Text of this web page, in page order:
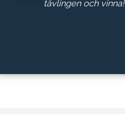
tävlingen och vinna!